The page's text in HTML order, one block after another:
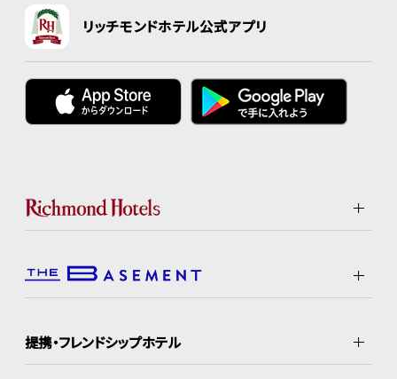
リッチモンドホテル公式アプリ
提携・フレンドシップホテル